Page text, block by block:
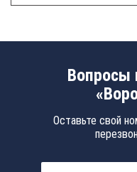
Вопросы
Оставьте свой